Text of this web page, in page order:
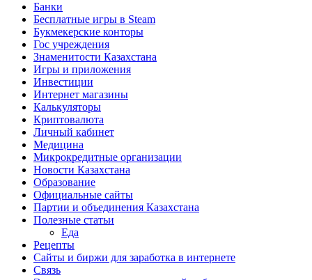
Банки
Бесплатные игры в Steam
Букмекерские конторы
Гос учреждения
Знаменитости Казахстана
Игры и приложения
Инвестиции
Интернет магазины
Калькуляторы
Криптовалюта
Личный кабинет
Медицина
Микрокредитные организации
Новости Казахстана
Образование
Официальные сайты
Партии и объединения Казахстана
Полезные статьи
Еда
Рецепты
Сайты и биржи для заработка в интернете
Связь